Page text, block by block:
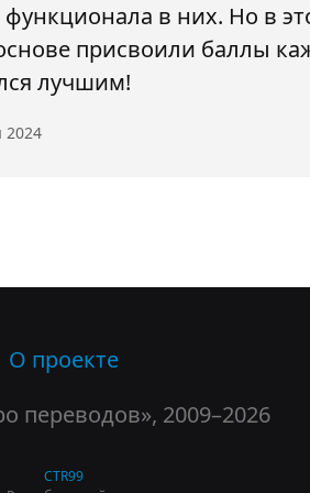
в них. Но в
присвоили баллы
лучшим!
2024
О проекте
переводов», 2009–2026
CTR99